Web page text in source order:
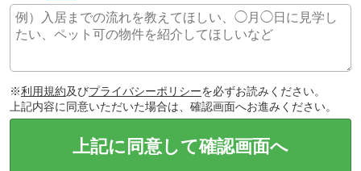
※利用規約及びプライバシーポリシーを必ずお読みください。
上記内容に同意いただいた場合は、確認画面へお進みください。
上記に同意して確認画面へ